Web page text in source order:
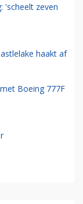
'scheelt zeven
haakt af
Boeing 777F